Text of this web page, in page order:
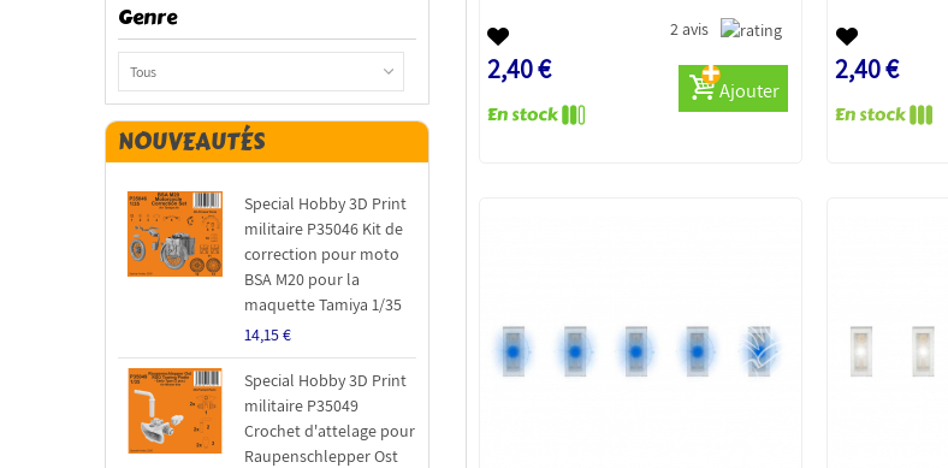
Genre
Tous
NOUVEAUTÉS
Special Hobby 3D Print
militaire P35046 Kit de
correction pour moto
BSA M20 pour la
maquette Tamiya 1/35
14,15 €
Special Hobby 3D Print
militaire P35049
Crochet d'attelage pour
Raupenschlepper Ost
2 avis
2,40 €
Ajouter
2,40 €